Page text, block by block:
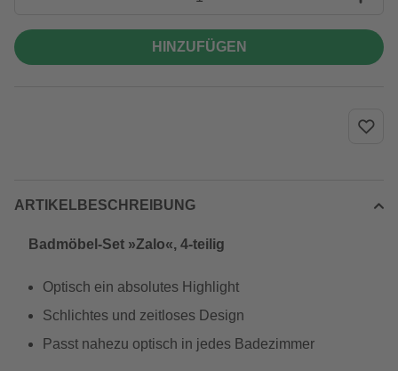
HINZUFÜGEN
ARTIKELBESCHREIBUNG
Badmöbel-Set »Zalo«, 4-teilig
Optisch ein absolutes Highlight
Schlichtes und zeitloses Design
Passt nahezu optisch in jedes Badezimmer